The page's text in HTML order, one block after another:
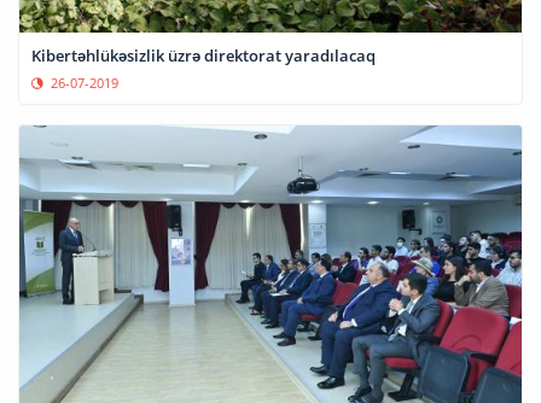
Kibertəhlükəsizlik üzrə direktorat yaradılacaq
26-07-2019